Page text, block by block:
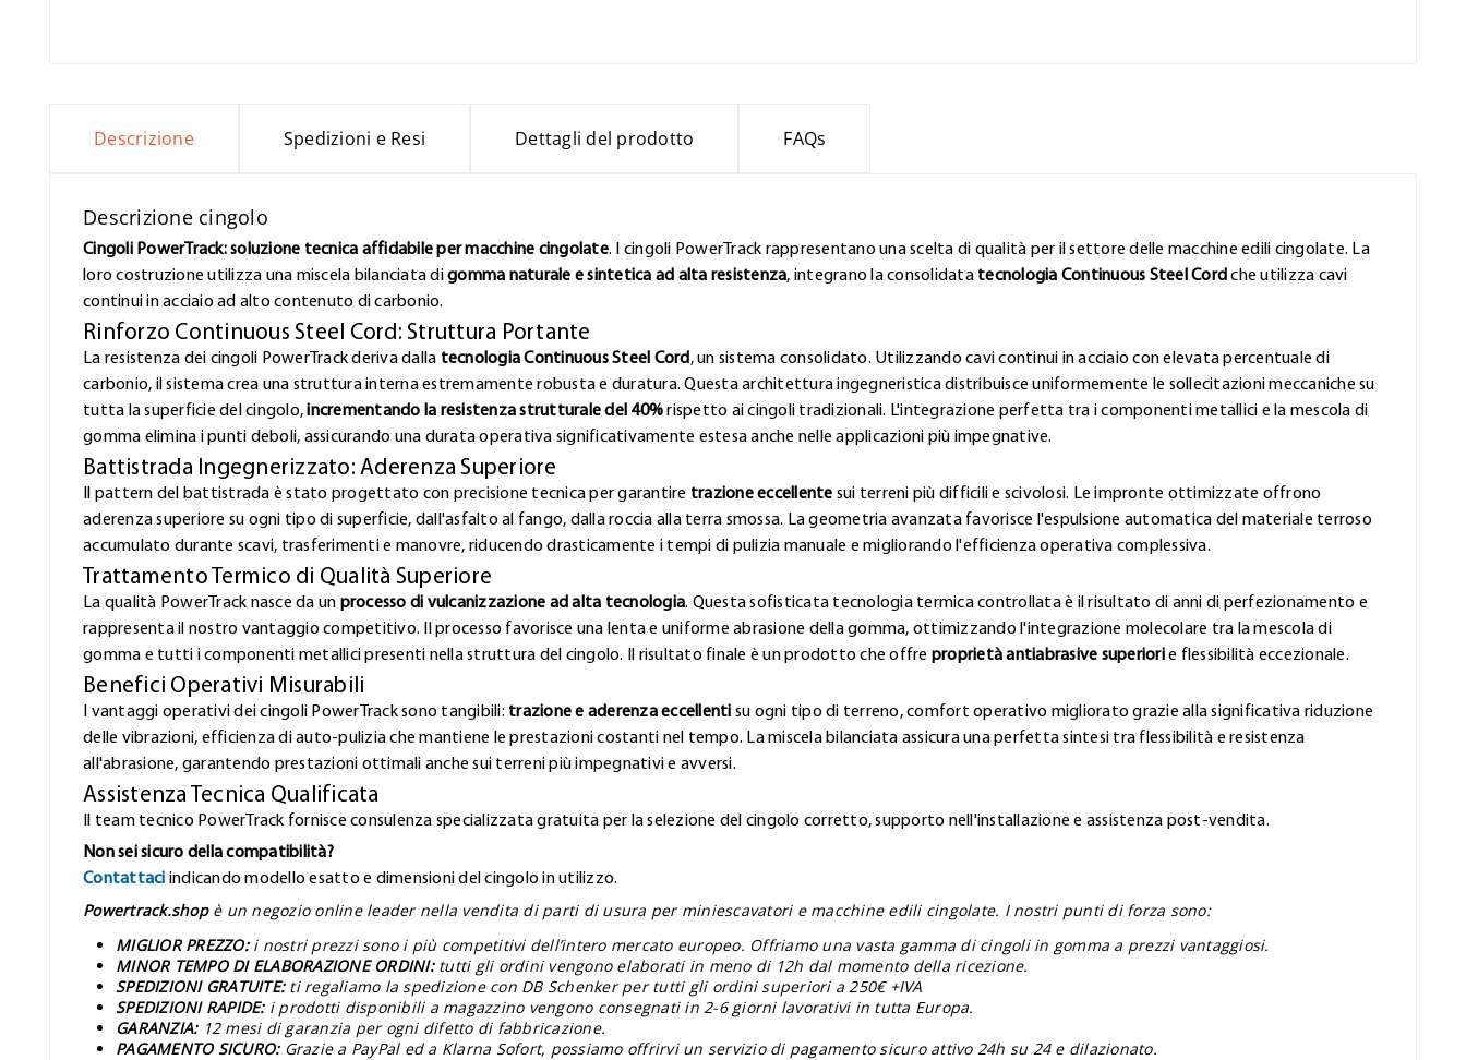
Descrizione Spedizioni e Resi Dettagli del prodotto FAQs
Descrizione cingolo
Cingoli PowerTrack: soluzione tecnica affidabile per macchine cingolate. I cingoli PowerTrack rappresentano una scelta di qualità per il settore delle macchine edili cingolate. La
loro costruzione utilizza una miscela bilanciata digomma naturale e sintetica ad alta resistenza, integrano la consolidata tecnologia Continuous Steel Cord che utilizza cavi
continui in acciaio ad alto contenuto di carbonio.
Rinforzo Continuous Steel Cord: Struttura Portante
La resistenza dei cingoli PowerTrack deriva dalla tecnologia Continuous Steel Cord , un sistema consolidato. Utilizzando cavi continui in acciaio con elevata percentuale di
carbonio, il sistema crea una struttura interna estremamente robusta e duratura. Questa architettura ingegneristica distribuisce uniformemente le sollecitazioni meccaniche su
tutta la superficie del cingolo,incrementando la resistenza strutturale del 40%rispetto ai cingoli tradizionali. L'integrazione perfetta tra i componenti metallici e la mescola di
gomma elimina i punti deboli, assicurando una durata operativa significativamente estesa anche nelle applicazioni più impegnative.
Battistrada Ingegnerizzato: Aderenza Superiore
Il pattern del battistrada è stato progettato con precisione tecnica per garantire trazione eccellente sui terreni più difficili e scivolosi. Le impronte ottimizzate offrono
aderenza superiore su ogni tipo di superficie, dall'asfalto al fango, dalla roccia alla terra smossa. La geometria avanzata favorisce l'espulsione automatica del materiale terroso
accumulato durante scavi, trasferimenti e manovre, riducendo drasticamente i tempi di pulizia manuale e migliorando l'efficienza operativa complessiva.
Trattamento Termico di Qualità Superiore
La qualità PowerTrack nasce da un processo di vulcanizzazione ad alta tecnologia. Questa sofisticata tecnologia termica controllata è il risultato di anni di perfezionamento e
rappresenta il nostro vantaggio competitivo. Il processo favorisce una lenta e uniforme abrasione della gomma, ottimizzando l'integrazione molecolare tra la mescola di
gomma e tutti i componenti metallici presenti nella struttura del cingolo. Il risultato finale è un prodotto che offre proprietà antiabrasive superiorie flessibilità eccezionale.
Benefici Operativi Misurabili
I vantaggi operativi dei cingoli PowerTrack sono tangibili: trazione e aderenza eccellenti su ogni tipo di terreno, comfort operativo migliorato grazie alla significativa riduzione
delle vibrazioni, efficienza di auto-pulizia che mantiene le prestazioni costanti nel tempo. La miscela bilanciata assicura una perfetta sintesi tra flessibilità e resistenza
all'abrasione, garantendo prestazioni ottimali anche sui terreni più impegnativi e avversi.
Assistenza Tecnica Qualificata
Il team tecnico PowerTrack fornisce consulenza specializzata gratuita per la selezione del cingolo corretto, supporto nell'installazione e assistenza post-vendita.
Non sei sicuro della compatibilità?
Contattaci indicando modello esatto e dimensioni del cingolo in utilizzo.
Powertrack.shop è un negozio online leader nella vendita di parti di usura per miniescavatori e macchine edili cingolate. I nostri punti di forza sono:
MIGLIOR PREZZO: i nostri prezzi sono i più competitivi dell’intero mercato europeo. Offriamo una vasta gamma di cingoli in gomma a prezzi vantaggiosi.
MINOR TEMPO DI ELABORAZIONE ORDINI: tutti gli ordini vengono elaborati in meno di 12h dal momento della ricezione.
SPEDIZIONI GRATUITE: ti regaliamo la spedizione con DB Schenker per tutti gli ordini superiori a 250€ +IVA
SPEDIZIONI RAPIDE: i prodotti disponibili a magazzino vengono consegnati in 2-6 giorni lavorativi in tutta Europa.
GARANZIA: 12 mesi di garanzia per ogni difetto di fabbricazione.
PAGAMENTO SICURO: Grazie a PayPal ed a Klarna Sofort, possiamo offrirvi un servizio di pagamento sicuro attivo 24h su 24 e dilazionato.